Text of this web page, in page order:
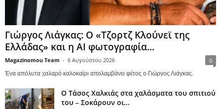
Γιώργος Λιάγκας: Ο «Τζορτζ Κλούνεϊ της
Ελλάδας» και η AI φωτογραφία...
Magazinomou Team - 6 Αυγούστου 2026 0
Ένα απόλυτα χαλαρό καλοκαίρι απολαμβάνει φέτος ο Γιώργος Λιάγκας.
Ο Τάσος Χαλκιάς στα χαλάσματα του σπιτιού
του – Σοκάρουν οι...